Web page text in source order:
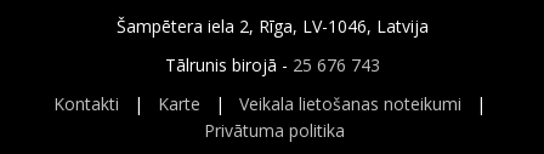
Šampētera iela 2, Rīga, LV-1046, Latvija
Tālrunis birojā - 25 676 743
Kontakti | Karte | Veikala lietošanas noteikumi |
Privātuma politika